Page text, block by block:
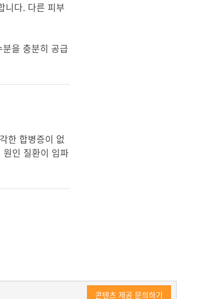
니다. 다른 피부
을 충분히 공급
한 합병증이 없
인 질환이 임파
콘텐츠 제공 문의하기